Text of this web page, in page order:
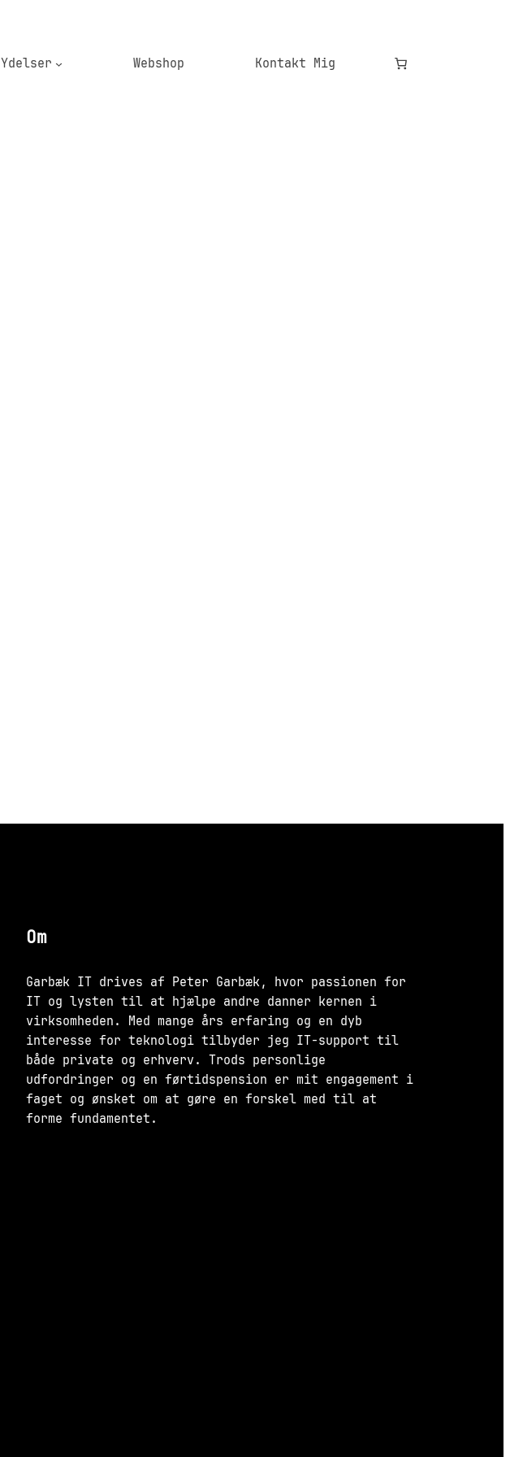
Ydelser Webshop Kontakt Mig
Om
Garbæk IT drives af Peter Garbæk, hvor passionen for
IT og lysten til at hjælpe andre danner kernen i
virksomheden. Med mange års erfaring og en dyb
interesse for teknologi tilbyder jeg IT-support til
både private og erhverv. Trods personlige
udfordringer og en førtidspension er mit engagement i
faget og ønsket om at gøre en forskel med til at
forme fundamentet.